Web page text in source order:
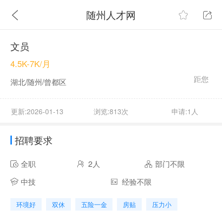
随州人才网
文员
距您
4.5K-7K/月
湖北/随州/曾都区
更新:2026-01-13 浏览:813次 申请:1人
招聘要求
全职 2人
部门不限
中技
经验不限
环境好 双休 五险一金 房贴 压力小